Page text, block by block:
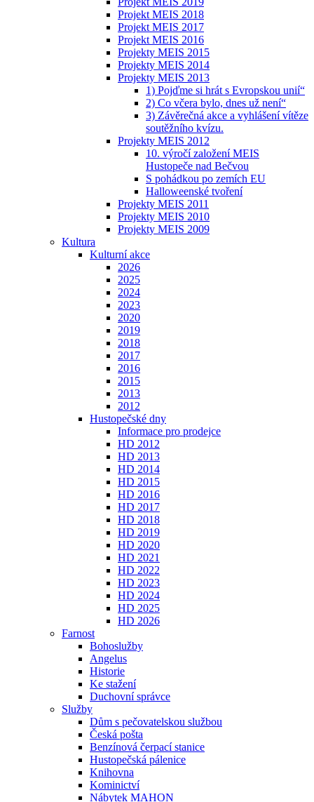
Projekt MEIS 2018
Projekt MEIS 2017
Projekt MEIS 2016
Projekty MEIS 2015
Projekty MEIS 2014
Projekty MEIS 2013
1) Pojďme si hrát s Evropskou unií“
2) Co včera bylo, dnes už není“
3) Závěrečná akce a vyhlášení vítěze
soutěžního kvízu.
Projekty MEIS 2012
10. výročí založení MEIS
Hustopeče nad Bečvou
S pohádkou po zemích EU
Halloweenské tvoření
Projekty MEIS 2011
Projekty MEIS 2010
Projekty MEIS 2009
Kultura
Kulturní akce
2026
2025
2024
2023
2020
2019
2018
2017
2016
2015
2013
2012
Hustopečské dny
Informace pro prodejce
HD 2012
HD 2013
HD 2014
HD 2015
HD 2016
HD 2017
HD 2018
HD 2019
HD 2020
HD 2021
HD 2022
HD 2023
HD 2024
HD 2025
HD 2026
Farnost
Bohoslužby
Angelus
Historie
Ke stažení
Duchovní správce
Služby
Dům s pečovatelskou službou
Česká pošta
Benzínová čerpací stanice
Hustopečská pálenice
Knihovna
Kominictví
Nábytek MAHON